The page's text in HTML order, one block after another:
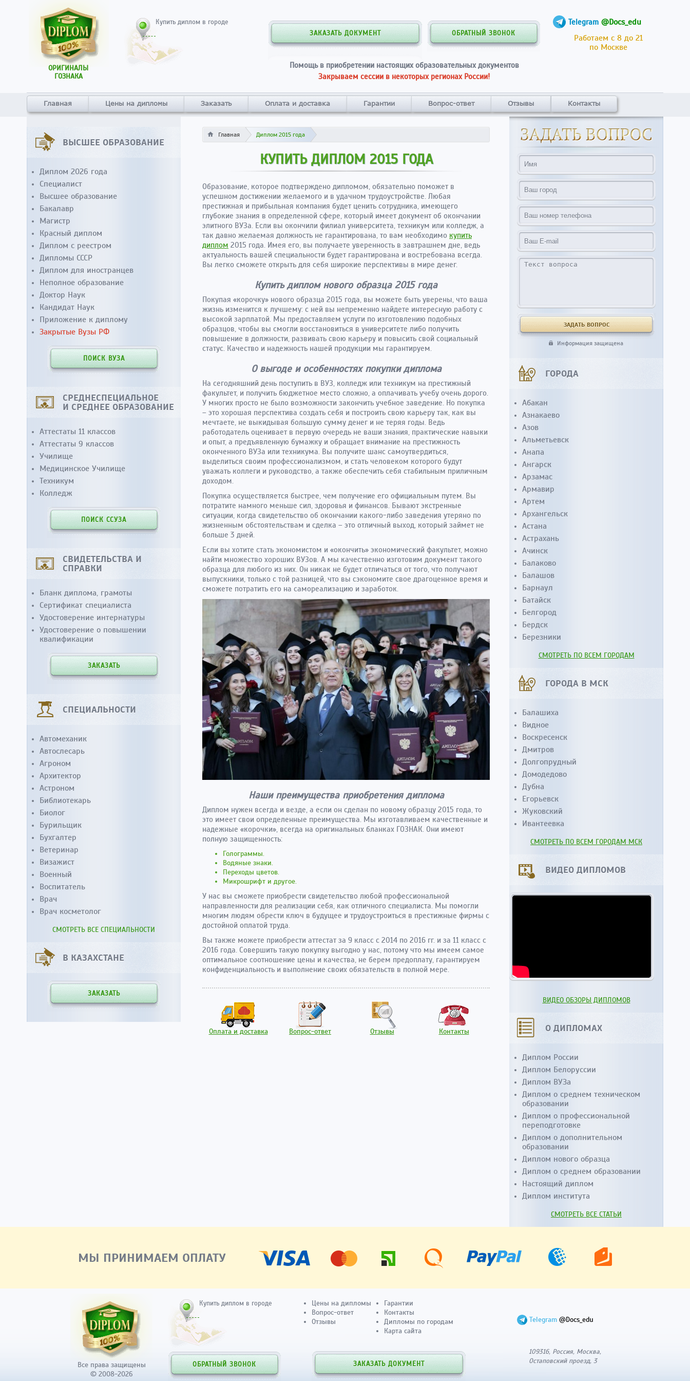
ОРИГИНАЛЫ
ГОЗНАКА
Купить диплом в городе Telegram @Docs_edu
Работаем с 8 до 21
по Москве
ЗАКАЗАТЬ ДОКУМЕНТ ОБРАТНЫЙ ЗВОНОК
Помощь в приобретении настоящих образовательных документов
Закрываем сессии в некоторых регионах России!
Главная Цены на дипломы Заказать Оплата и доставка Гарантии Вопрос-ответ Отзывы Контакты
Главная Диплом 2015 года
КУПИТЬ ДИПЛОМ 2015 ГОДА
Образование, которое подтверждено дипломом, обязательно поможет в
успешном достижении желаемого и в удачном трудоустройстве. Любая
престижная и прибыльная компания будет ценить сотрудника, имеющего
глубокие знания в определенной сфере, который имеет документ об окончании
элитного ВУЗа. Если вы окончили филиал университета, техникум или колледж, а
так давно желаемая должность не гарантирована, то вам необходимо купить
диплом 2015 года. Имея его, вы получаете уверенность в завтрашнем дне, ведь
актуальность вашей специальности будет гарантирована и востребована всегда.
Вы легко сможете открыть для себя широкие перспективы в мире денег.
Купить диплом нового образца 2015 года
Покупая «корочку» нового образца 2015 года, вы можете быть уверены, что ваша
жизнь изменится к лучшему: с ней вы непременно найдете интересную работу с
высокой зарплатой. Мы предоставляем услуги по изготовлению подобных
образцов, чтобы вы смогли восстановиться в университете либо получить
повышение в должности, развивать свою карьеру и повысить свой социальный
статус. Качество и надежность нашей продукции мы гарантируем.
О выгоде и особенностях покупки диплома
На сегодняшний день поступить в ВУЗ, колледж или техникум на престижный
факультет, и получить бюджетное место сложно, а оплачивать учебу очень дорого.
У многих просто не было возможности закончить учебное заведение. Но покупка
– это хорошая перспектива создать себя и построить свою карьеру так, как вы
мечтаете, не выкидывая большую сумму денег и не теряя годы. Ведь
работодатель оценивает в первую очередь не ваши знания, практические навыки
и опыт, а предъявленную бумажку и обращает внимание на престижность
оконченного ВУЗа или техникума. Вы получите шанс самоутвердиться,
выделиться своим профессионализмом, и стать человеком которого будут
уважать коллеги и руководство, а также обеспечить себя стабильным приличным
доходом.
Покупка осуществляется быстрее, чем получение его официальным путем. Вы
потратите намного меньше сил, здоровья и финансов. Бывают экстренные
ситуации, когда свидетельство об окончании какого-либо заведения утеряно по
жизненным обстоятельствам и сделка – это отличный выход, который займет не
больше 3 дней.
Если вы хотите стать экономистом и «окончить» экономический факультет, можно
найти множество хороших ВУЗов. А мы качественно изготовим документ такого
образца для любого из них. Он никак не будет отличаться от того, что получают
выпускники, только с той разницей, что вы сэкономите свое драгоценное время и
сможете потратить его на самореализацию и заработок.
Наши преимущества приобретения диплома
Диплом нужен всегда и везде, а если он сделан по новому образцу 2015 года, то
это имеет свои определенные преимущества. Мы изготавливаем качественные и
надежные «корочки», всегда на оригинальных бланках ГОЗНАК. Они имеют
полную защищенность:
Голограммы.
Водяные знаки.
Переходы цветов.
Микрошрифт и другое.
У нас вы сможете приобрести свидетельство любой профессиональной
направленности для реализации себя, как отличного специалиста. Мы помогли
многим людям обрести ключ в будущее и трудоустроиться в престижные фирмы с
достойной оплатой труда.
Вы также можете приобрести аттестат за 9 класс с 2014 по 2016 гг. и за 11 класс с
2016 года. Совершить такую покупку выгодно у нас, потому что мы имеем самое
оптимальное соотношение цены и качества, не берем предоплату, гарантируем
конфиденциальность и выполнение своих обязательств в полной мере.
Оплата и доставка Вопрос-ответ Отзывы Контакты
ВЫСШЕЕ ОБРАЗОВАНИЕ
Диплом 2026 года
Специалист
Высшее образование
Бакалавр
Магистр
Красный диплом
Диплом с реестром
Дипломы СССР
Диплом для иностранцев
Неполное образование
Доктор Наук
Кандидат Наук
Приложение к диплому
Закрытые Вузы РФ
ПОИСК ВУЗА
СРЕДНЕСПЕЦИАЛЬНОЕ
И СРЕДНЕЕ ОБРАЗОВАНИЕ
Аттестаты 11 классов
Аттестаты 9 классов
Училище
Медицинское Училище
Техникум
Колледж
ПОИСК ССУЗА
СВИДЕТЕЛЬСТВА И
СПРАВКИ
Бланк диплома, грамоты
Сертификат специалиста
Удостоверение интернатуры
Удостоверение о повышении
квалификации
ЗАКАЗАТЬ
СПЕЦИАЛЬНОСТИ
Автомеханик
Автослесарь
Агроном
Архитектор
Астроном
Библиотекарь
Биолог
Бурильщик
Бухгалтер
Ветеринар
Визажист
Военный
Воспитатель
Врач
Врач косметолог
СМОТРЕТЬ ВСЕ СПЕЦИАЛЬНОСТИ
В КАЗАХСТАНЕ
ЗАКАЗАТЬ
Информация защищена
ГОРОДА
Абакан
Азнакаево
Азов
Альметьевск
Анапа
Ангарск
Арзамас
Армавир
Артем
Архангельск
Астана
Астрахань
Ачинск
Балаково
Балашов
Барнаул
Батайск
Белгород
Бердск
Березники
СМОТРЕТЬ ПО ВСЕМ ГОРОДАМ
ГОРОДА В МСК
Балашиха
Видное
Воскресенск
Дмитров
Долгопрудный
Домодедово
Дубна
Егорьевск
Жуковский
Ивантеевка
СМОТРЕТЬ ПО ВСЕМ ГОРОДАМ МСК
ВИДЕО ДИПЛОМОВ
ВИДЕО ОБЗОРЫ ДИПЛОМОВ
О ДИПЛОМАХ
Диплом России
Диплом Белоруссии
Диплом ВУЗа
Диплом о среднем техническом
образовании
Диплом о профессиональной
переподготовке
Диплом о дополнительном
образовании
Диплом нового образца
Диплом о среднем образовании
Настоящий диплом
Диплом института
СМОТРЕТЬ ВСЕ СТАТЬИ
МЫ ПРИНИМАЕМ ОПЛАТУ
Все права защищены
© 2008-2026
Купить диплом в городе
ОБРАТНЫЙ ЗВОНОК
Цены на дипломы
Вопрос-ответ
Отзывы
Гарантии
Контакты
Дипломы по городам
Карта сайта
ЗАКАЗАТЬ ДОКУМЕНТ
Telegram @Docs_edu
109316, Россия, Москва,
Остаповский проезд, 3